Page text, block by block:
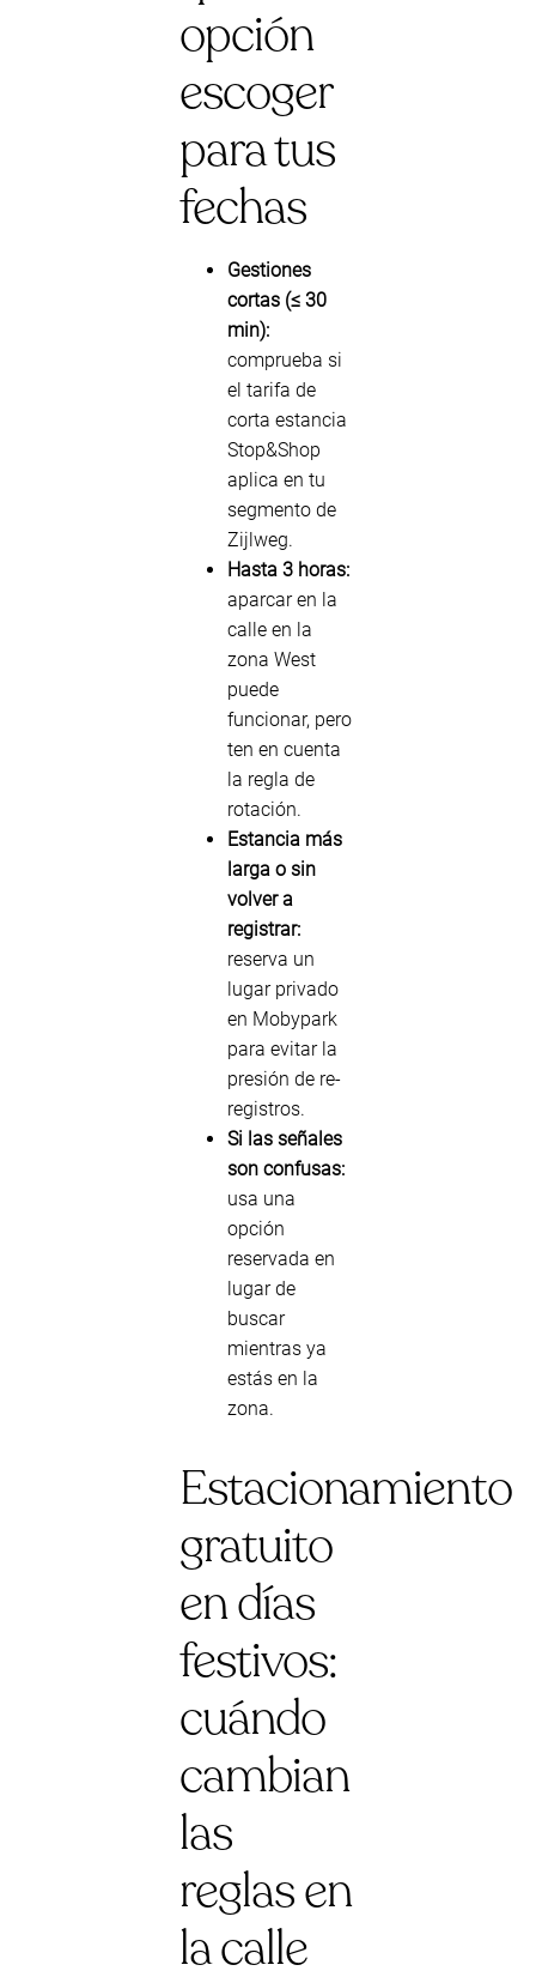
opción
escoger
para tus
fechas
Gestiones
cortas (≤ 30
min):
comprueba si
el tarifa de
corta estancia
Stop&Shop
aplica en tu
segmento de
Zijlweg.
Hasta 3 horas:
aparcar en la
calle en la
zona West
puede
funcionar, pero
ten en cuenta
la regla de
rotación.
Estancia más
larga o sin
volver a
registrar:
reserva un
lugar privado
en Mobypark
para evitar la
presión de re-
registros.
Si las señales
son confusas:
usa una
opción
reservada en
lugar de
buscar
mientras ya
estás en la
zona.
Estacionamiento
gratuito
en días
festivos:
cuándo
cambian
las
reglas en
la calle